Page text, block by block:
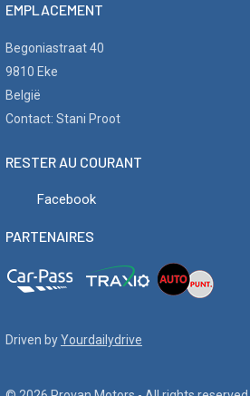
EMPLACEMENT
Begoniastraat 40
9810 Eke
België
Contact: Stani Proot
RESTER AU COURANT
Facebook
PARTENAIRES
Driven byYourdailydrive